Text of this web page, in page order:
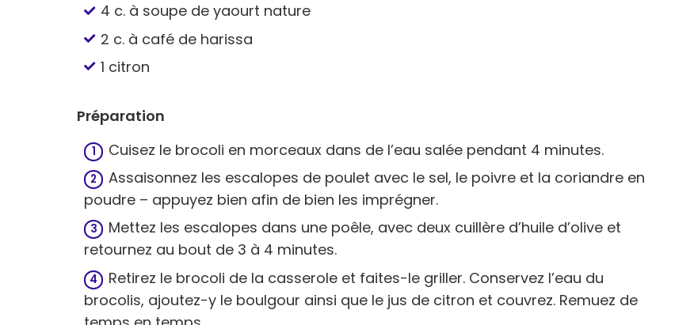
4 c. à soupe de yaourt nature
2 c. à café de harissa
1 citron
Préparation
Cuisez le brocoli en morceaux dans de l’eau salée pendant 4 minutes.
Assaisonnez les escalopes de poulet avec le sel, le poivre et la coriandre en
poudre – appuyez bien afin de bien les imprégner.
Mettez les escalopes dans une poêle, avec deux cuillère d’huile d’olive et
retournez au bout de 3 à 4 minutes.
Retirez le brocoli de la casserole et faites-le griller. Conservez l’eau du
brocolis, ajoutez-y le boulgour ainsi que le jus de citron et couvrez. Remuez de